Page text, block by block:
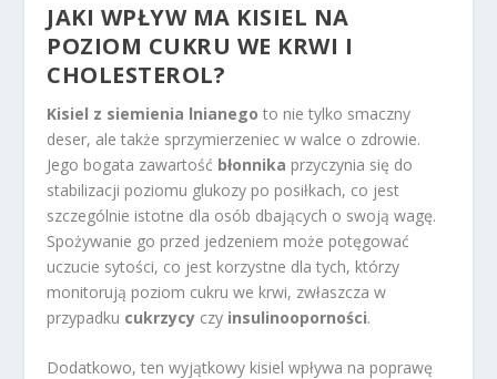
JAKI WPŁYW MA KISIEL NA
POZIOM CUKRU WE KRWI I
CHOLESTEROL?
Kisiel z siemienia lnianego to nie tylko smaczny
deser, ale także sprzymierzeniec w walce o zdrowie.
Jego bogata zawartość błonnika przyczynia się do
stabilizacji poziomu glukozy po posiłkach, co jest
szczególnie istotne dla osób dbających o swoją wagę.
Spożywanie go przed jedzeniem może potęgować
uczucie sytości, co jest korzystne dla tych, którzy
monitorują poziom cukru we krwi, zwłaszcza w
przypadku cukrzycy czy insulinooporności.
Dodatkowo, ten wyjątkowy kisiel wpływa na poprawę